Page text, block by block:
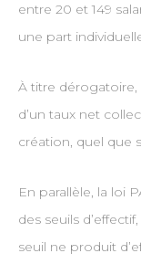
entre 20 et 149
une part
À titre
d’un taux net
création, quel que
En parallèle, la loi
des seuils
seuil ne produit